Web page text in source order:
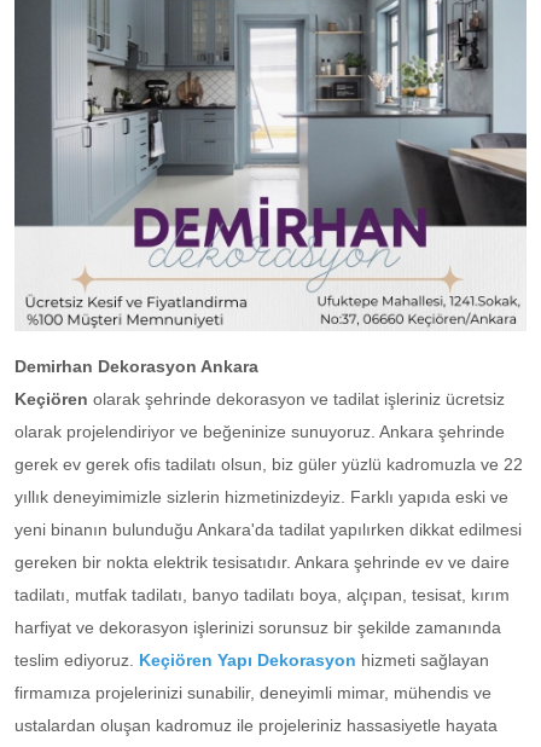
Demirhan Dekorasyon Ankara
Keçiören olarak şehrinde dekorasyon ve tadilat işleriniz ücretsiz
olarak projelendiriyor ve beğeninize sunuyoruz. Ankara şehrinde
gerek ev gerek ofis tadilatı olsun, biz güler yüzlü kadromuzla ve 22
yıllık deneyimimizle sizlerin hizmetinizdeyiz. Farklı yapıda eski ve
yeni binanın bulunduğu Ankara'da tadilat yapılırken dikkat edilmesi
gereken bir nokta elektrik tesisatıdır. Ankara şehrinde ev ve daire
tadilatı, mutfak tadilatı, banyo tadilatı boya, alçıpan, tesisat, kırım
harfiyat ve dekorasyon işlerinizi sorunsuz bir şekilde zamanında
teslim ediyoruz. Keçiören Yapı Dekorasyon hizmeti sağlayan
firmamıza projelerinizi sunabilir, deneyimli mimar, mühendis ve
ustalardan oluşan kadromuz ile projeleriniz hassasiyetle hayata